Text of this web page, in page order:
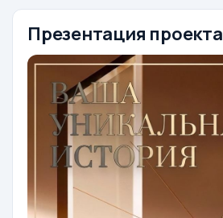
Презентация проекта